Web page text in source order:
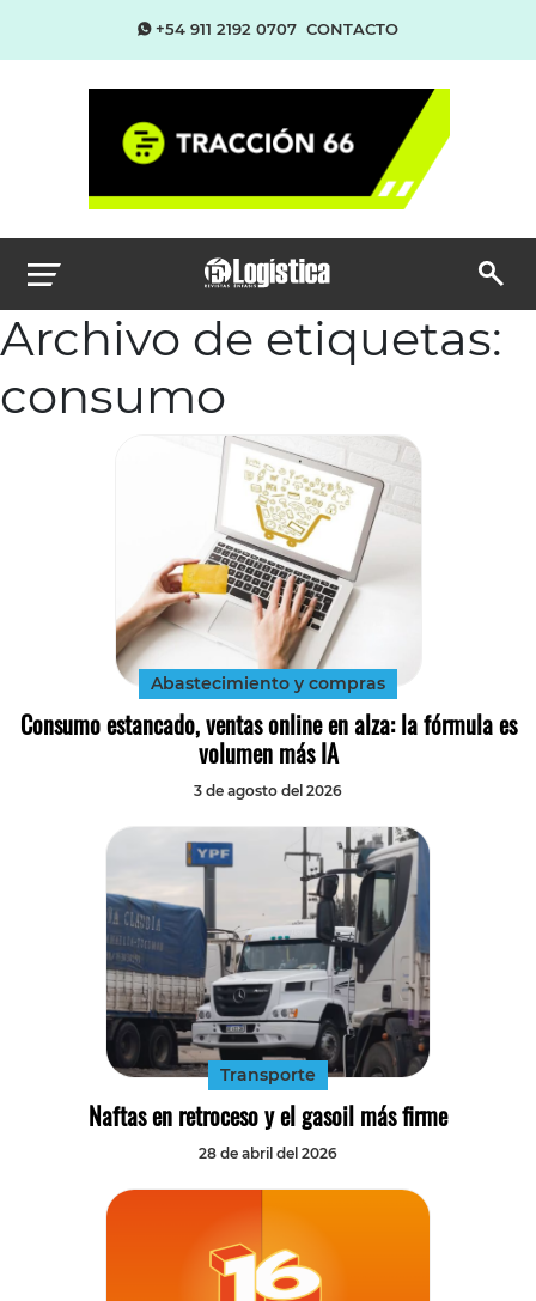
+54 911 2192 0707 CONTACTO
Archivo de etiquetas:
consumo
Abastecimiento y compras
Consumo estancado, ventas online en alza: la fórmula es
volumen más IA
3 de agosto del 2026
Transporte
Naftas en retroceso y el gasoil más firme
28 de abril del 2026